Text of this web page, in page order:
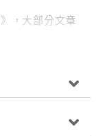
，大部分文章
○○九年八月
居留海外研究
和台灣保持
野遼闊，論述
是讀書札